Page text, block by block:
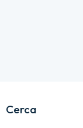
Cerca